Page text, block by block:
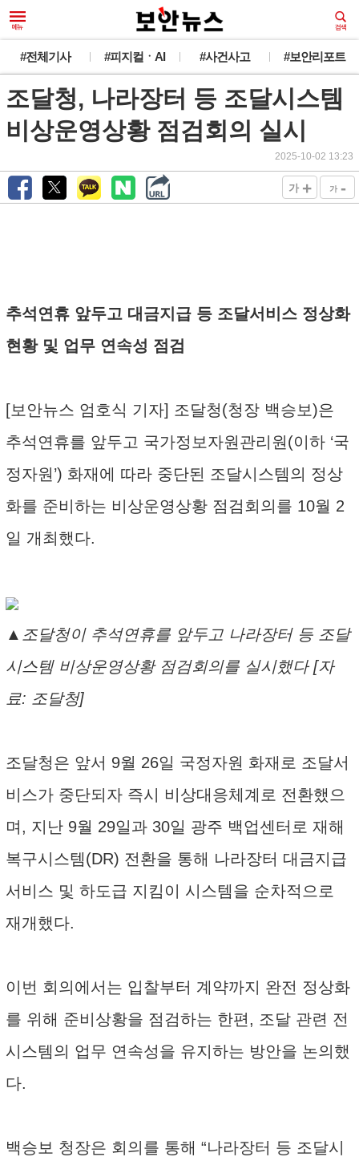
#전체기사 #피지컬ㆍAI #사건사고 #보안리포트
조달청, 나라장터 등 조달시스템
비상운영상황 점검회의 실시
2025-10-02 13:23
가 + 가 -
추석연휴 앞두고 대금지급 등 조달서비스 정상화
현황 및 업무 연속성 점검
[보안뉴스 엄호식 기자] 조달청(청장 백승보)은
추석연휴를 앞두고 국가정보자원관리원(이하 ‘국
정자원’) 화재에 따라 중단된 조달시스템의 정상
화를 준비하는 비상운영상황 점검회의를 10월 2
일 개최했다.
▲조달청이 추석연휴를 앞두고 나라장터 등 조달
시스템 비상운영상황 점검회의를 실시했다 [자
료: 조달청]
조달청은 앞서 9월 26일 국정자원 화재로 조달서
비스가 중단되자 즉시 비상대응체계로 전환했으
며, 지난 9월 29일과 30일 광주 백업센터로 재해
복구시스템(DR) 전환을 통해 나라장터 대금지급
서비스 및 하도급 지킴이 시스템을 순차적으로
재개했다.
이번 회의에서는 입찰부터 계약까지 완전 정상화
를 위해 준비상황을 점검하는 한편, 조달 관련 전
시스템의 업무 연속성을 유지하는 방안을 논의했
다.
백승보 청장은 회의를 통해 “나라장터 등 조달시